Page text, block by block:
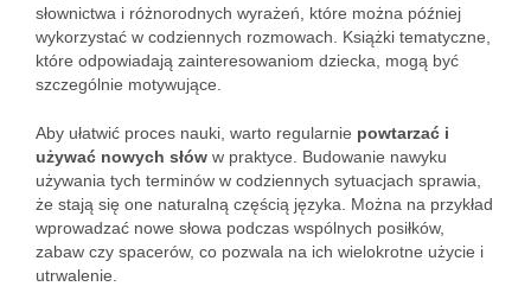
słownictwa i różnorodnych wyrażeń, które można później
wykorzystać w codziennych rozmowach. Książki tematyczne,
które odpowiadają zainteresowaniom dziecka, mogą być
szczególnie motywujące.
Aby ułatwić proces nauki, warto regularnie powtarzać i
używać nowych słów w praktyce. Budowanie nawyku
używania tych terminów w codziennych sytuacjach sprawia,
że stają się one naturalną częścią języka. Można na przykład
wprowadzać nowe słowa podczas wspólnych posiłków,
zabaw czy spacerów, co pozwala na ich wielokrotne użycie i
utrwalenie.